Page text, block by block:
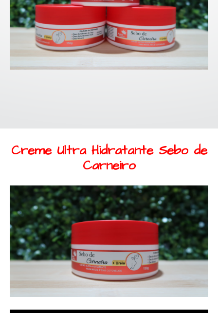
Creme Ultra Hidratante Sebo de
Carneiro
SEBO DE CARNEIRO
LINHA CAPILAR FEMININA
LINHA CAPILAR MASCULINA AMEI COSMÃ©TICOS
HIDRATANTES